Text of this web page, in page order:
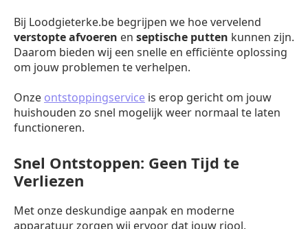
Bij Loodgieterke.be begrijpen we hoe vervelend
verstopte afvoeren en septische putten kunnen zijn.
Daarom bieden wij een snelle en efficiënte oplossing
om jouw problemen te verhelpen.
Onze ontstoppingservice is erop gericht om jouw
huishouden zo snel mogelijk weer normaal te laten
functioneren.
Snel Ontstoppen: Geen Tijd te
Verliezen
Met onze deskundige aanpak en moderne
apparatuur zorgen wij ervoor dat jouw riool,